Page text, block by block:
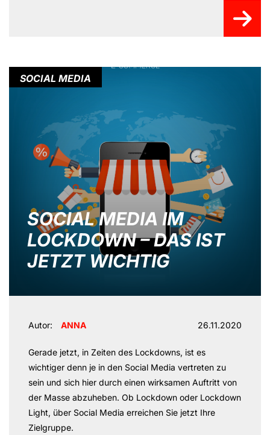
SOCIAL MEDIA IM
LOCKDOWN – DAS IST
JETZT WICHTIG
SOCIAL MEDIA
Autor: ANNA 26.11.2020
Gerade jetzt, in Zeiten des Lockdowns, ist es
wichtiger denn je in den Social Media vertreten zu
sein und sich hier durch einen wirksamen Auftritt von
der Masse abzuheben. Ob Lockdown oder Lockdown
Light, über Social Media erreichen Sie jetzt Ihre
Zielgruppe.